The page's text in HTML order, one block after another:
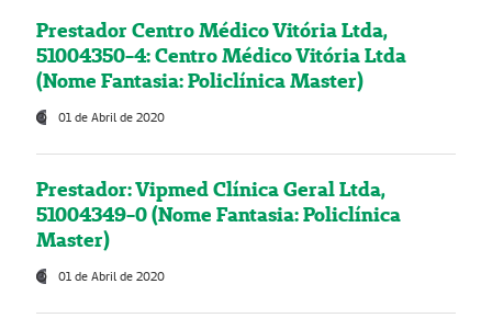
Prestador Centro Médico Vitória Ltda,
51004350-4: Centro Médico Vitória Ltda
(Nome Fantasia: Policlínica Master)
01 de Abril de 2020
Prestador: Vipmed Clínica Geral Ltda,
51004349-0 (Nome Fantasia: Policlínica
Master)
01 de Abril de 2020